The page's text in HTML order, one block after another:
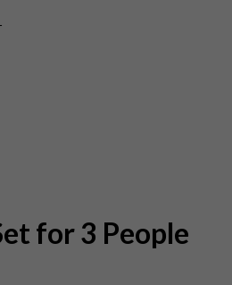
for 3 People